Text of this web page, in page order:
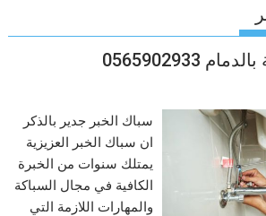
سباك الخبر جدير بالذكر
ان سباك الخبر العزيزية
يمتلك سنوات من الخبرة
الكافية في مجال السباكة
والمهارات اللازمة التي